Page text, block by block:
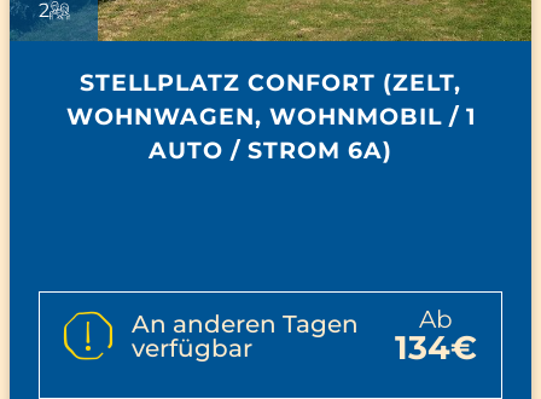
2
STELLPLATZ CONFORT (ZELT,
WOHNWAGEN, WOHNMOBIL / 1
AUTO / STROM 6A)
An anderen Tagen
verfügbar
ab
134€